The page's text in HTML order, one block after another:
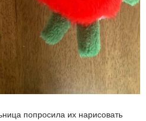
попросила их нарисовать